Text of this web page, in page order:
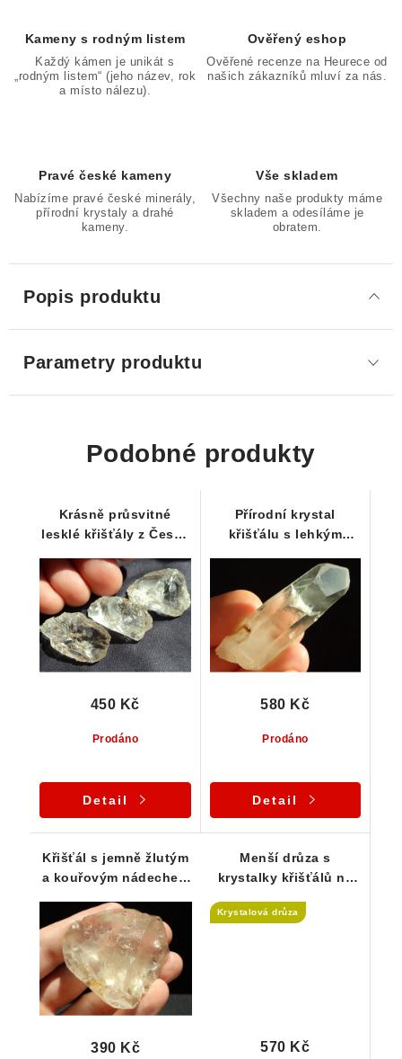
Kameny s rodným listem
Každý kámen je unikát s
„rodným listem“ (jeho název, rok
a místo nálezu).
Ověřený eshop
Ověřené recenze na Heurece od
našich zákazníků mluví za nás.
Pravé české kameny
Nabízíme pravé české minerály,
přírodní krystaly a drahé
kameny.
Vše skladem
Všechny naše produkty máme
skladem a odesíláme je
obratem.
Popis produktu
Parametry produktu
Podobné produkty
Krásně průsvitné
lesklé křišťály z České
Prodáno
450 Kč
Detail
Přírodní krystal
křišťálu s lehkým
Prodáno
580 Kč
Detail
Křišťál s jemně žlutým
a kouřovým nádechem
390 Kč
Menší drůza s
krystalky křišťálů na
Stará Červená Voda
Krystalová drůza
570 Kč